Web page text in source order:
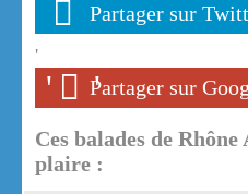
Partager sur
'
' '
Partager sur
Ces balades de
plaire :